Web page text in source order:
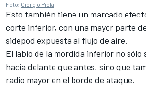
Foto: Giorgio Piola
Esto también tiene un marcado
corte inferior, con una mayor parte
sidepod expuesta al flujo de aire.
El labio de la mordida inferior no sólo
hacia delante que antes, sino que
radio mayor en el borde de ataque.